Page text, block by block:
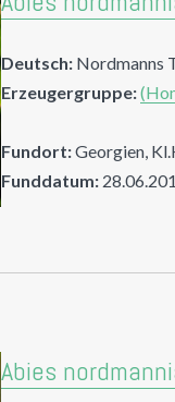
Deutsch: Nordmanns
Erzeugergruppe:
Fundort:Georgien,
Funddatum:
Abies